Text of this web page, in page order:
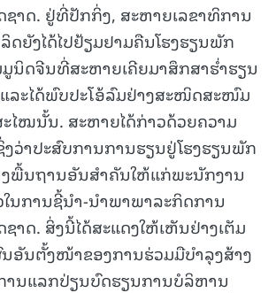
າດ. ຢູ່ທີ່ປັກກິ່ງ, ສະຫາຍເລຂາທິການ
ຍັງໄດ້ໄປຢ້ຽມຢາມຄືນໂຮງຮຽນພັກ
ນິດຈີນທີ່ສະຫາຍເຄີຍມາສຶກສາຮ່ຳຮຽນ
ລະໄດ້ພົບປະໂອ້ລົມຢ່າງສະໜິດສະໜົມ
ໄໝນັ້ນ. ສະຫາຍໄດ້ກ່າວດ້ວຍຄວາມ
ວ່າປະສົບການການຮຽນຢູ່ໂຮງຮຽນພັກ
ງພື້ນຖານອັນສຳຄັນໃຫ້ແກ່ພະນັກງານ
ນການຊີ້ນຳ-ນຳພາພາລະກິດການ
າດ. ສິ່ງນີ້ໄດ້ສະແດງໃຫ້ເຫັນຢ່າງເຕັມ
ອັນຕັ້ງໜ້າຂອງການຮ່ວມມືບຳລຸງສ້າງ
ານແລກປ່ຽນບົດຮຽນການບໍລິຫານ